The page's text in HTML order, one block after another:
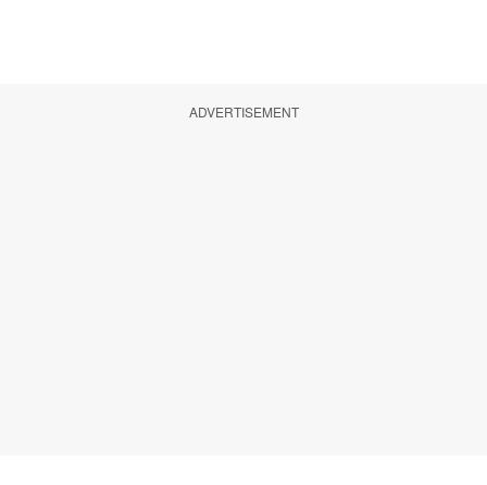
ADVERTISEMENT